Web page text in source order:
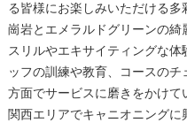
る皆様にお楽しみいただける
崗岩とエメラルドグリーンの綺
スリルやエキサイティングな
ッフの訓練や教育、コースの
方面でサービスに磨きをかけて
関西エリアでキャニオニング